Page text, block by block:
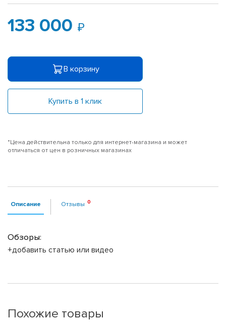
133 000
В корзину
Купить в 1 клик
*Цена действительна только для интернет-магазина и может
отличаться от цен в розничных магазинах
Описание Отзывы
Обзоры:
+добавить статью или видео
Похожие товары